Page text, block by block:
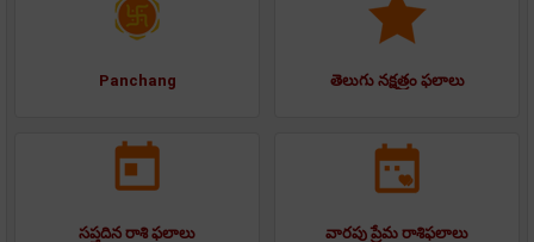
Panchang తెలుగు నక్షత్రం ఫలాలు
సప్తదిన రాశి ఫలాలు వారపు ప్రేమ రాశిఫలాలు